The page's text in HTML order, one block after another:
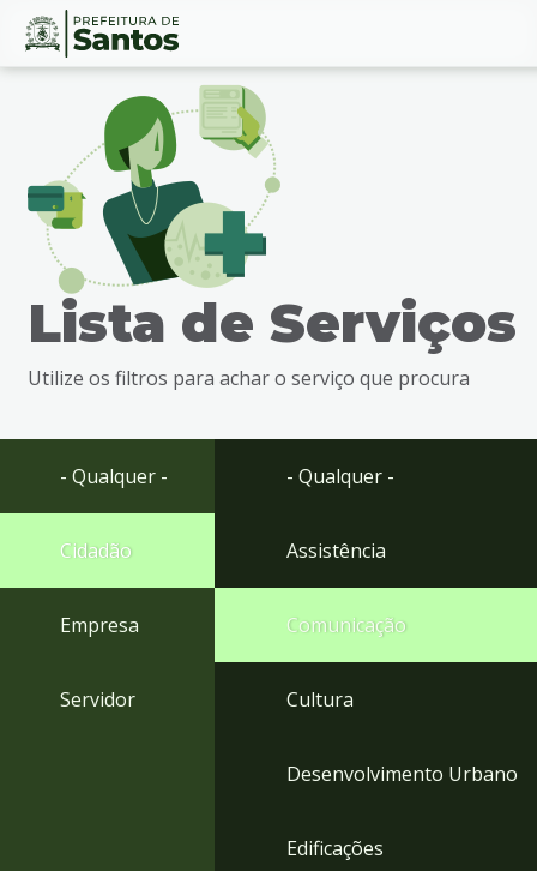
Ir
busca
Ir
rodapé
Conteúdo
Lista de Serviços
Utilize os filtros para achar o serviço que procura
- Qualquer -
Cidadão
Empresa
Servidor
- Qualquer -
Assistência
Comunicação
Cultura
Desenvolvimento Urbano
Edificações